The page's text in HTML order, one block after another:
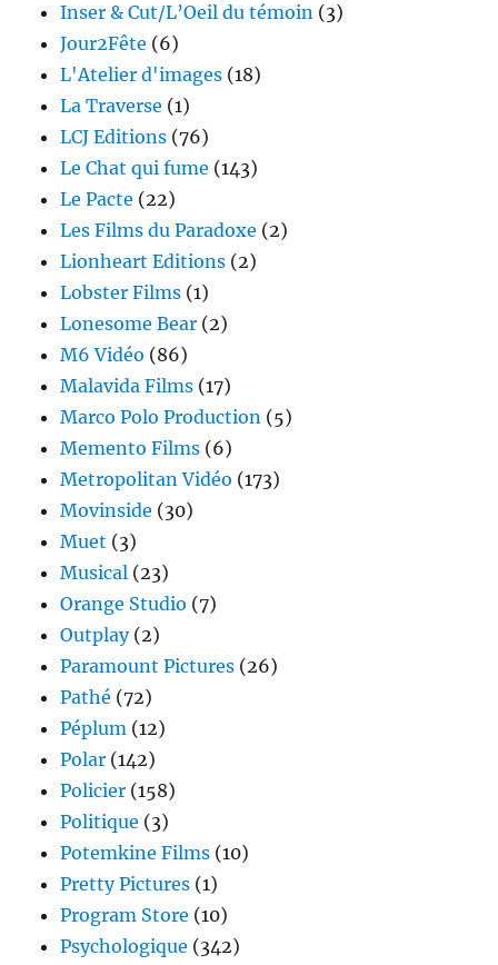
Inser & Cut/L’Oeil du témoin (3)
Jour2Fête (6)
L'Atelier d'images (18)
La Traverse (1)
LCJ Editions (76)
Le Chat qui fume (143)
Le Pacte (22)
Les Films du Paradoxe (2)
Lionheart Editions (2)
Lobster Films (1)
Lonesome Bear (2)
M6 Vidéo (86)
Malavida Films (17)
Marco Polo Production (5)
Memento Films (6)
Metropolitan Vidéo (173)
Movinside (30)
Muet (3)
Musical (23)
Orange Studio (7)
Outplay(2)
Paramount Pictures (26)
Pathé (72)
Péplum (12)
Polar (142)
Policier (158)
Politique (3)
Potemkine Films (10)
Pretty Pictures (1)
Program Store (10)
Psychologique (342)